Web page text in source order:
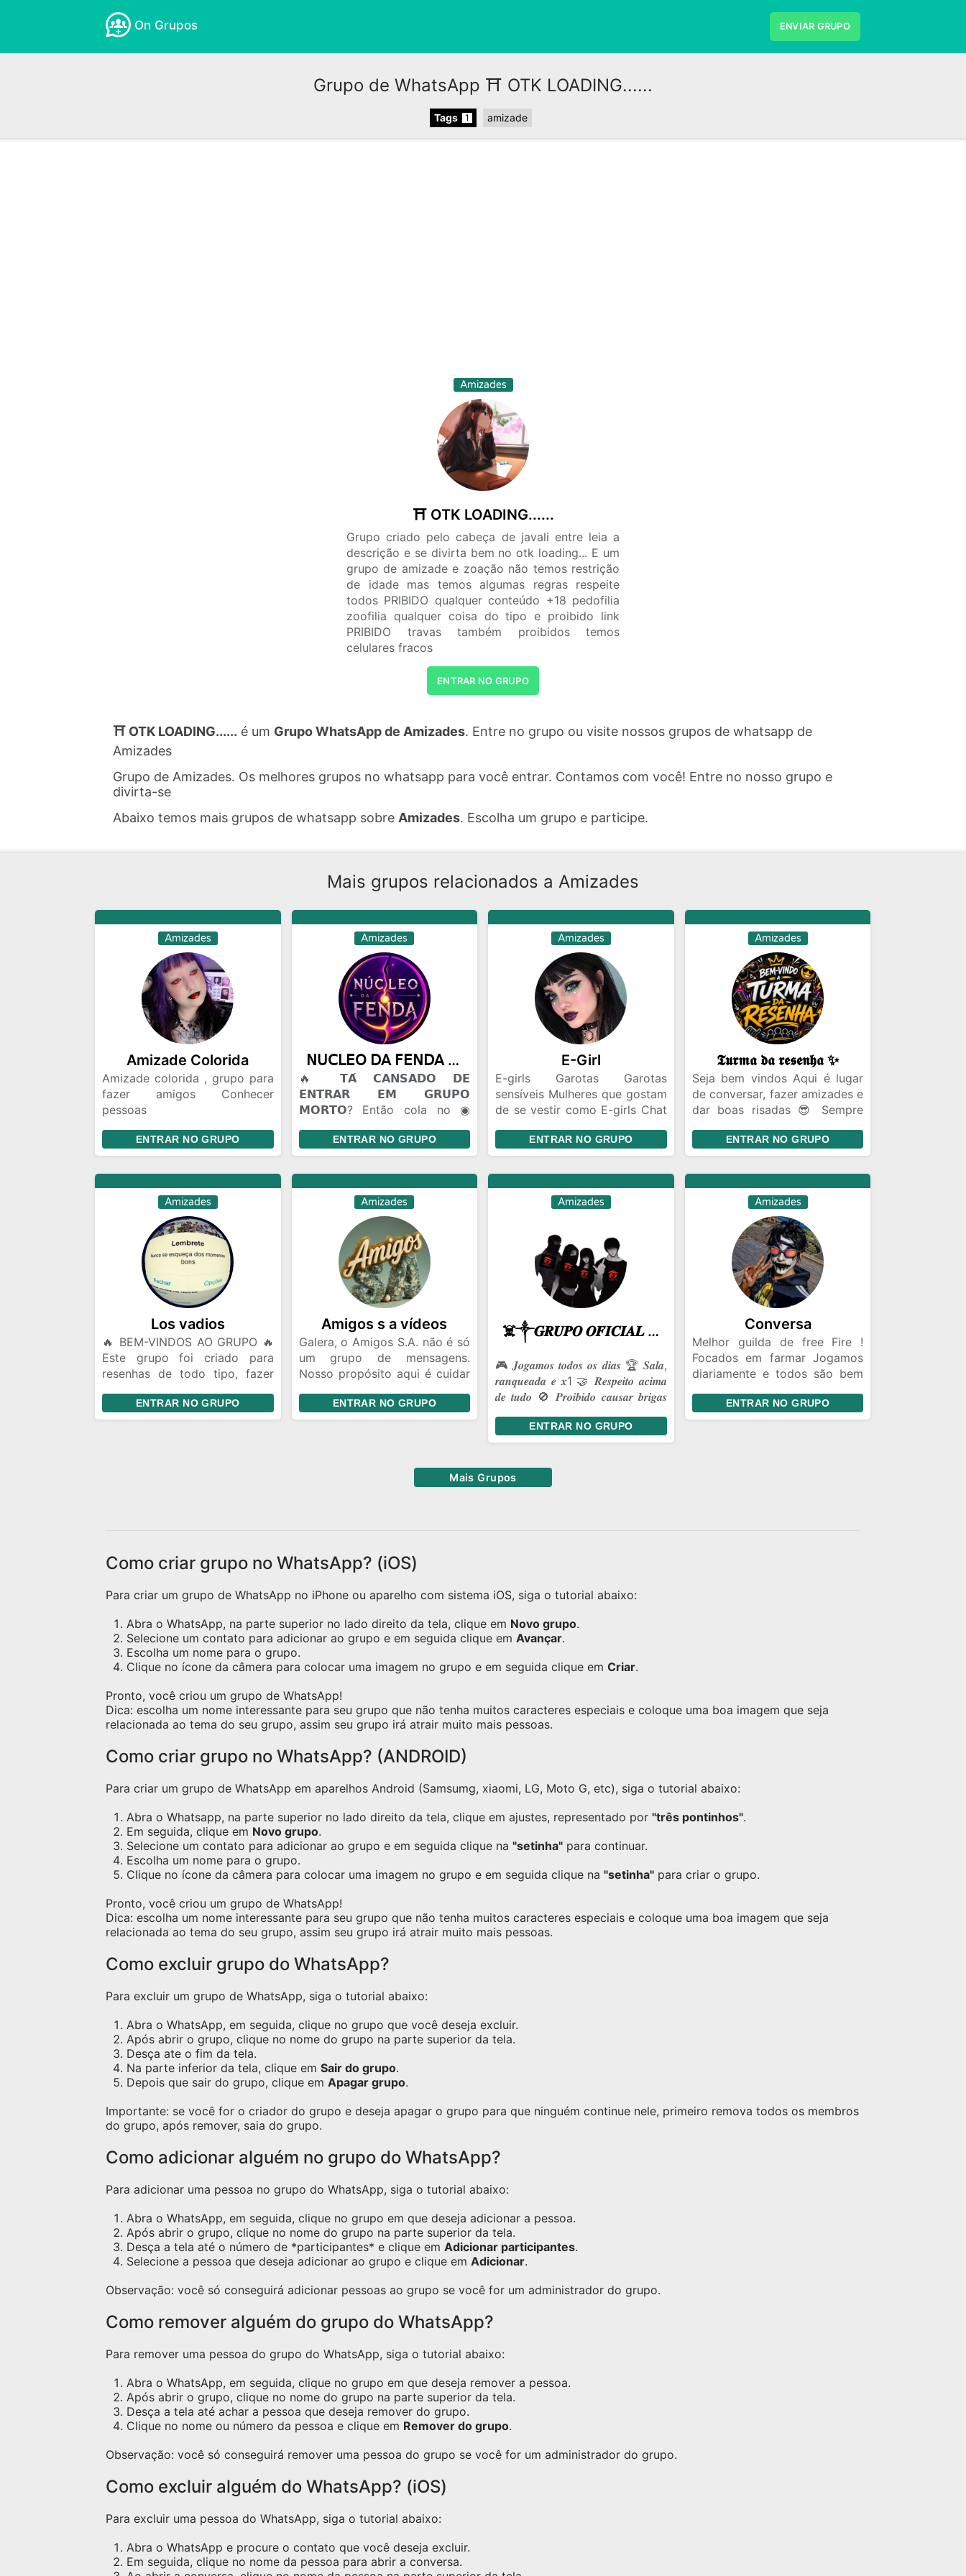
On Grupos ENVIAR GRUPO
Grupo de WhatsApp ⛩️ OTK LOADING......
Tags 1 amizade
Amizades
⛩️ OTK LOADING......
Grupo criado pelo cabeça de javali entre leia a
descrição e se divirta bem no otk loading... E um
grupo de amizade e zoação não temos restrição
de idade mas temos algumas regras respeite
todos PRIBIDO qualquer conteúdo +18 pedofilia
zoofilia qualquer coisa do tipo e proibido link
PRIBIDO travas também proibidos temos
celulares fracos
ENTRAR NO GRUPO
⛩️ OTK LOADING...... é um Grupo WhatsApp de Amizades. Entre no grupo ou visite nossos grupos de whatsapp de
Amizades
Grupo de Amizades. Os melhores grupos no whatsapp para você entrar. Contamos com você! Entre no nosso grupo e
divirta-se
Abaixo temos mais grupos de whatsapp sobre Amizades. Escolha um grupo e participe.
Mais grupos relacionados a Amizades
Amizades
Amizade Colorida
Amizade colorida , grupo para
fazer amigos Conhecer
pessoas
colorida ou algo mais Chat e
bate papo Gincanas Chamadas
de vídeo em grupo Marcar
encontros Amizades com
Segundas intenções
ENTRAR NO GRUPO
Amizades
𝖭𝖴𝖢𝖫𝖤𝖮 𝖣𝖠 𝖥𝖤𝖭𝖣𝖠 ◉ 100m
🔥 𝗧𝗔́ 𝗖𝗔𝗡𝗦𝗔𝗗𝗢 𝗗𝗘
𝗘𝗡𝗧𝗥𝗔𝗥 𝗘𝗠 𝗚𝗥𝗨𝗣𝗢
𝗠𝗢𝗥𝗧𝗢? Então cola no ◉
𝗣𝗔𝗣𝗢 𝗙𝗟𝗨𝗜... 😂 Zoeira pesada
(☠️🫣). 🤝 Amizades novas 🤡.
🔥 Flerte liberado +18. 🎈
𝗩𝗢𝗖Ê 𝗣𝗢𝗗𝗘 𝗘𝗡𝗧𝗥𝗔𝗥 𝗦𝗘𝗠
𝗖𝗢𝗡𝗛𝗘𝗖𝗘𝗥 𝗡𝗜𝗡𝗚𝗨É𝗠. Todo
mundo começa assim. Talvez
você encontre um amigo...
Talvez um contatinho... Talvez
alguém que vire parte da sua
rotina. 😏🔥 📣 𝗘𝗡𝗧𝗥𝗔... ✔
Pessoal conversa. ✔ Memes. ✔
Flertes.
ENTRAR NO GRUPO
Amizades
E-Girl
E-girls Garotas Garotas
sensíveis Mulheres que gostam
de se vestir como E-girls Chat
Gincanas Bate Papo Conhecer
pessoas de todo Brasil
Relacionamento Namoro a
distância
ENTRAR NO GRUPO
Amizades
𝕿𝖚𝖗𝖒𝖆 𝖉𝖆 𝖗𝖊𝖘𝖊𝖓𝖍𝖆 ✨
Seja bem vindos Aqui é lugar
de conversar, fazer amizades e
dar boas risadas 😎 Sempre
ENTRAR NO GRUPO
Amizades
Los vadios
🔥 BEM-VINDOS AO GRUPO 🔥
Este grupo foi criado para
resenhas de todo tipo, fazer
ideias e se divertir. 📌
Divulgação de Instagram: Você
e faça novas amizades!
ENTRAR NO GRUPO
Amizades
Amigos s a vídeos
Galera, o Amigos S.A. não é só
um grupo de mensagens.
Nosso propósito aqui é cuidar
lugar onde a gente pode ser
quem a gente é, dar risada das
acontecer, a gente continue
sendo essa turma unida.
ENTRAR NO GRUPO
Amizades
☠️༒𝑮𝑹𝑼𝑷𝑶 𝑶𝑭𝑰𝑪𝑰𝑨𝑳 𝑭𝑭༒☠️
🎮 𝑱𝒐𝒈𝒂𝒎𝒐𝒔 𝒕𝒐𝒅𝒐𝒔 𝒐𝒔 𝒅𝒊𝒂𝒔 🏆 𝑺𝒂𝒍𝒂,
𝒓𝒂𝒏𝒒𝒖𝒆𝒂𝒅𝒂 𝒆 𝒙1 🤝 𝑹𝒆𝒔𝒑𝒆𝒊𝒕𝒐 𝒂𝒄𝒊𝒎𝒂
𝒅𝒆 𝒕𝒖𝒅𝒐 🚫 𝑷𝒓𝒐𝒊𝒃𝒊𝒅𝒐 𝒄𝒂𝒖𝒔𝒂𝒓 𝒃𝒓𝒊𝒈𝒂𝒔
ENTRAR NO GRUPO
Amizades
Conversa
Melhor guilda de free Fire !
Focados em farmar Jogamos
diariamente e todos são bem
limite 🔫🥷🏿🐺
ENTRAR NO GRUPO
Mais Grupos
Como criar grupo no WhatsApp? (iOS)
Para criar um grupo de WhatsApp no iPhone ou aparelho com sistema iOS, siga o tutorial abaixo:
Abra o WhatsApp, na parte superior no lado direito da tela, clique em Novo grupo.
Selecione um contato para adicionar ao grupo e em seguida clique em Avançar.
Escolha um nome para o grupo.
Clique no ícone da câmera para colocar uma imagem no grupo e em seguida clique em Criar.
Pronto, você criou um grupo de WhatsApp!
Dica: escolha um nome interessante para seu grupo que não tenha muitos caracteres especiais e coloque uma boa imagem que seja
relacionada ao tema do seu grupo, assim seu grupo irá atrair muito mais pessoas.
Como criar grupo no WhatsApp? (ANDROID)
Para criar um grupo de WhatsApp em aparelhos Android (Samsumg, xiaomi, LG, Moto G, etc), siga o tutorial abaixo:
Abra o Whatsapp, na parte superior no lado direito da tela, clique em ajustes, representado por "três pontinhos".
Em seguida, clique em Novo grupo.
Selecione um contato para adicionar ao grupo e em seguida clique na "setinha" para continuar.
Escolha um nome para o grupo.
Clique no ícone da câmera para colocar uma imagem no grupo e em seguida clique na "setinha" para criar o grupo.
Pronto, você criou um grupo de WhatsApp!
Dica: escolha um nome interessante para seu grupo que não tenha muitos caracteres especiais e coloque uma boa imagem que seja
relacionada ao tema do seu grupo, assim seu grupo irá atrair muito mais pessoas.
Como excluir grupo do WhatsApp?
Para excluir um grupo de WhatsApp, siga o tutorial abaixo:
Abra o WhatsApp, em seguida, clique no grupo que você deseja excluir.
Após abrir o grupo, clique no nome do grupo na parte superior da tela.
Desça ate o fim da tela.
Na parte inferior da tela, clique em Sair do grupo.
Depois que sair do grupo, clique em Apagar grupo.
Importante: se você for o criador do grupo e deseja apagar o grupo para que ninguém continue nele, primeiro remova todos os membros
do grupo, após remover, saia do grupo.
Como adicionar alguém no grupo do WhatsApp?
Para adicionar uma pessoa no grupo do WhatsApp, siga o tutorial abaixo:
Abra o WhatsApp, em seguida, clique no grupo em que deseja adicionar a pessoa.
Após abrir o grupo, clique no nome do grupo na parte superior da tela.
Desça a tela até o número de *participantes* e clique em Adicionar participantes.
Selecione a pessoa que deseja adicionar ao grupo e clique em Adicionar.
Observação: você só conseguirá adicionar pessoas ao grupo se você for um administrador do grupo.
Como remover alguém do grupo do WhatsApp?
Para remover uma pessoa do grupo do WhatsApp, siga o tutorial abaixo:
Abra o WhatsApp, em seguida, clique no grupo em que deseja remover a pessoa.
Após abrir o grupo, clique no nome do grupo na parte superior da tela.
Desça a tela até achar a pessoa que deseja remover do grupo.
Clique no nome ou número da pessoa e clique em Remover do grupo.
Observação: você só conseguirá remover uma pessoa do grupo se você for um administrador do grupo.
Como excluir alguém do WhatsApp? (iOS)
Para excluir uma pessoa do WhatsApp, siga o tutorial abaixo:
Abra o WhatsApp e procure o contato que você deseja excluir.
Em seguida, clique no nome da pessoa para abrir a conversa.